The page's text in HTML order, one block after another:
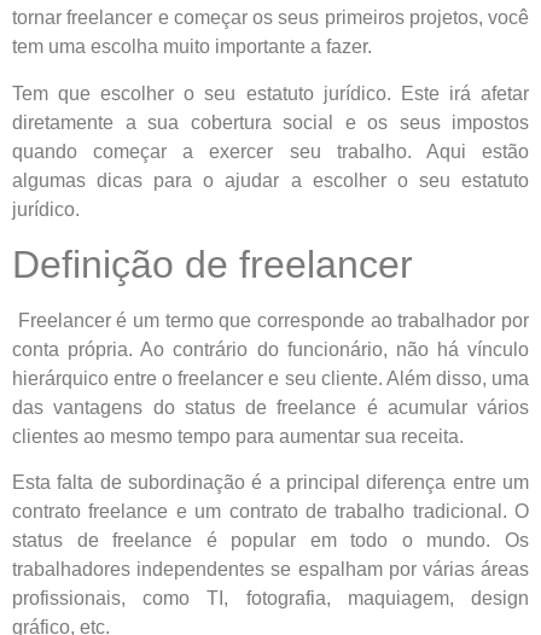
tornar freelancer e começar os seus primeiros projetos, você
tem uma escolha muito importante a fazer.
Tem que escolher o seu estatuto jurídico. Este irá afetar
diretamente a sua cobertura social e os seus impostos
quando começar a exercer seu trabalho. Aqui estão
algumas dicas para o ajudar a escolher o seu estatuto
jurídico.
Definição de freelancer
Freelancer é um termo que corresponde ao trabalhador por
conta própria. Ao contrário do funcionário, não há vínculo
hierárquico entre o freelancer e seu cliente. Além disso, uma
das vantagens do status de freelance é acumular vários
clientes ao mesmo tempo para aumentar sua receita.
Esta falta de subordinação é a principal diferença entre um
contrato freelance e um contrato de trabalho tradicional. O
status de freelance é popular em todo o mundo. Os
trabalhadores independentes se espalham por várias áreas
profissionais, como TI, fotografia, maquiagem, design
gráfico, etc.